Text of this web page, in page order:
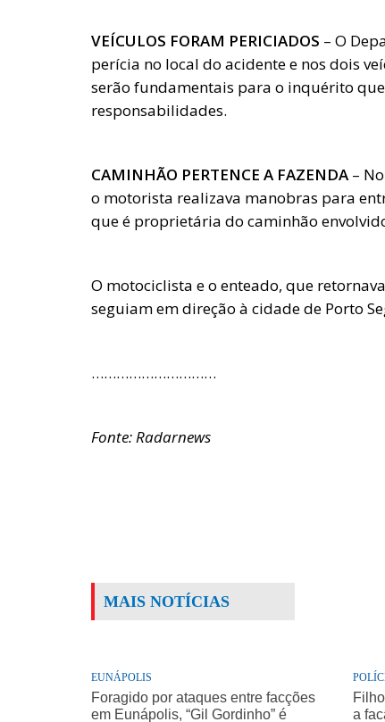
VEÍCULOS FORAM PERICIADOS – O
perícia no local do acidente e nos dois
serão fundamentais para o inquérito
responsabilidades.
CAMINHÃO PERTENCE A FAZENDA –
o motorista realizava manobras para
que é proprietária do caminhão
O motociclista e o enteado, que
seguiam em direção à cidade de Porto
…………………………
Fonte: Radarnews
MAIS NOTÍCIAS
EUNÁPOLIS
Foragido por ataques entre facções
em Eunápolis, “Gil Gordinho” é
a